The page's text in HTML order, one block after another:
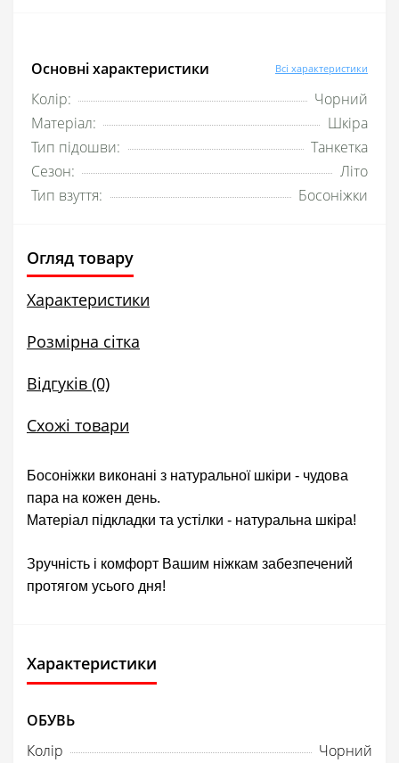
Основні характеристики Всі характеристики
Колір:
Чорний
Матеріал:
Шкіра
Тип підошви:
Танкетка
Сезон:
Літо
Тип взуття:
Босоніжки
Огляд товару
Характеристики
Розмірна сітка
Відгуків (0)
Схожі товари
Босоніжки виконані з натуральної шкіри - чудова
пара на кожен день.
Матеріал підкладки та устілки - натуральна шкіра!
Зручність і комфорт Вашим ніжкам забезпечений
протягом усього дня!
Характеристики
ОБУВЬ
Колір
Чорний